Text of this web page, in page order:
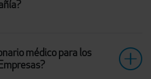
médico para los